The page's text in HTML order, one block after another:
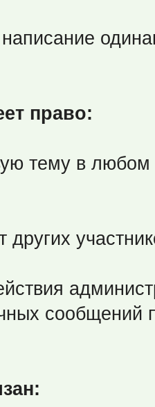
право:
тему в
других
сообщений